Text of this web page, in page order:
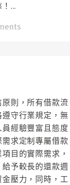
...
則，所有借款流
守行業規定，無
經驗豐富且態度
求定制專屬借款
目的實際需求，
予較長的還款週
壓力，同時，工